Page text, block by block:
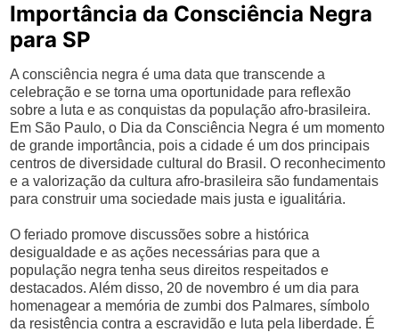
Importância da Consciência Negra
para SP
A consciência negra é uma data que transcende a
celebração e se torna uma oportunidade para reflexão
sobre a luta e as conquistas da população afro-brasileira.
Em São Paulo, o Dia da Consciência Negra é um momento
de grande importância, pois a cidade é um dos principais
centros de diversidade cultural do Brasil. O reconhecimento
e a valorização da cultura afro-brasileira são fundamentais
para construir uma sociedade mais justa e igualitária.
O feriado promove discussões sobre a histórica
desigualdade e as ações necessárias para que a
população negra tenha seus direitos respeitados e
destacados. Além disso, 20 de novembro é um dia para
homenagear a memória de zumbi dos Palmares, símbolo
da resistência contra a escravidão e luta pela liberdade. É